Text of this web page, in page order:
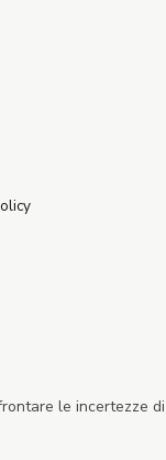
le incertezze